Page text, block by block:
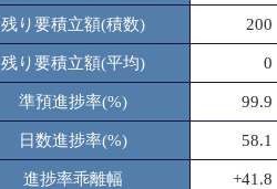
残り要積立額(積数) 200
残り要積立額(平均) 0
準預進捗率(%) 99.9
日数進捗率(%) 58.1
進捗率乖離幅 +41.8